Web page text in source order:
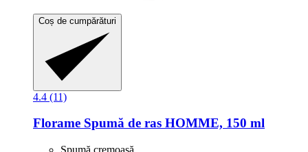
Coș de cumpărături
4.4 (11)
Florame Spumă de ras HOMME, 150 ml
Spumă cremoasă